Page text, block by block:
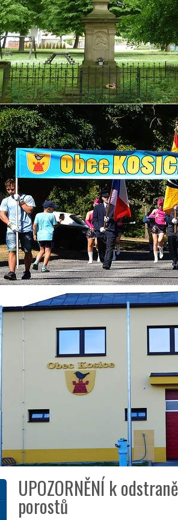
UPOZORNĚNÍ k
porostů